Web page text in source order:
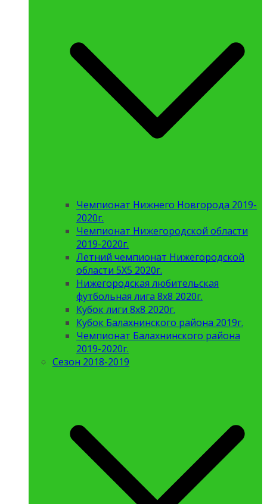
Чемпионат Нижнего Новгорода 2019-
2020г.
Чемпионат Нижегородской области
2019-2020г.
Летний чемпионат Нижегородской
области 5Х5 2020г.
Нижегородская любительская
футбольная лига 8х8 2020г.
Кубок лиги 8х8 2020г.
Кубок Балахнинского района 2019г.
Чемпионат Балахнинского района
2019-2020г.
Сезон 2018-2019